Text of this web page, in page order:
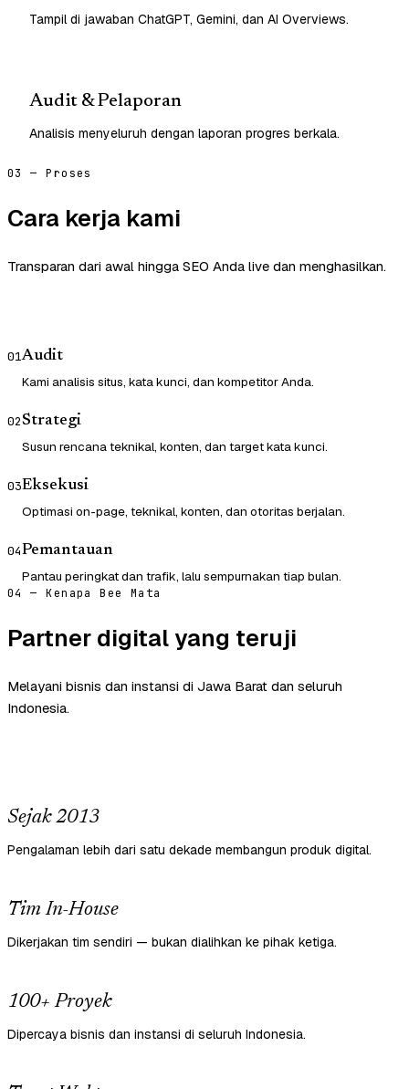
Tampil di jawaban ChatGPT, Gemini, dan AI Overviews.
Audit & Pelaporan
Analisis menyeluruh dengan laporan progres berkala.
03 — Proses
Cara kerja kami
Transparan dari awal hingga SEO Anda live dan menghasilkan.
01Audit
Kami analisis situs, kata kunci, dan kompetitor Anda.
02Strategi
Susun rencana teknikal, konten, dan target kata kunci.
03Eksekusi
Optimasi on-page, teknikal, konten, dan otoritas berjalan.
04Pemantauan
Pantau peringkat dan trafik, lalu sempurnakan tiap bulan.
04 — Kenapa Bee Mata
Partner digital yang teruji
Melayani bisnis dan instansi di Jawa Barat dan seluruh
Indonesia.
Sejak 2013
Pengalaman lebih dari satu dekade membangun produk digital.
Tim In-House
Dikerjakan tim sendiri — bukan dialihkan ke pihak ketiga.
100+ Proyek
Dipercaya bisnis dan instansi di seluruh Indonesia.